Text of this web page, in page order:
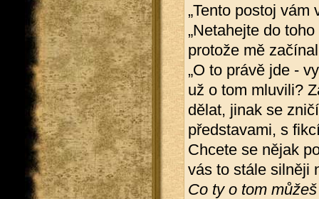
„Tento postoj vám
„Netahejte do
protože mě
„O to právě jde -
už o tom mluvili?
dělat, jinak se
představami, s
Chcete se nějak
vás to stále silněji
Co ty o tom